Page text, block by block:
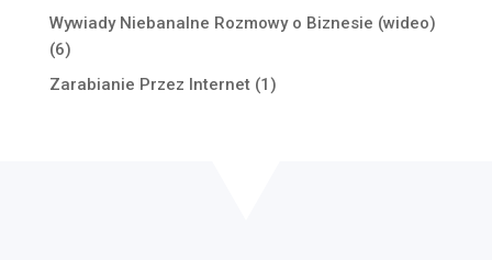
Wywiady Niebanalne Rozmowy o Biznesie (wideo)
(6)
Zarabianie Przez Internet(1)